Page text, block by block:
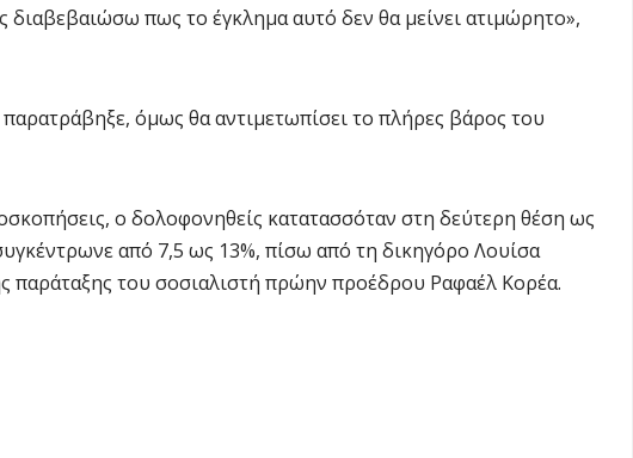
πως το έγκλημα αυτό δεν θα μείνει ατιμώρητο»,
όμως θα αντιμετωπίσει το πλήρες βάρος του
ο δολοφονηθείς κατατασσόταν στη δεύτερη θέση ως
από 7,5 ως 13%, πίσω από τη δικηγόρο Λουίσα
παράταξης του σοσιαλιστή πρώην προέδρου Ραφαέλ Κορέα.